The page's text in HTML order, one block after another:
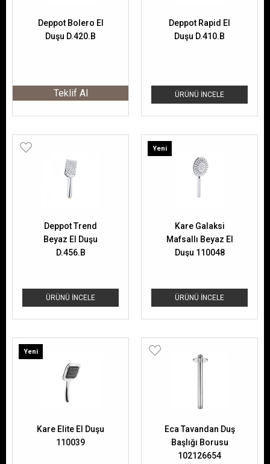
Deppot Bolero El
Duşu D.420.B
Teklif Al ÜRÜNÜ İNCELE
Deppot Rapid El
Duşu D.410.B
ÜRÜNÜ İNCELE
Deppot Trend
Beyaz El Duşu
D.456.B
ÜRÜNÜ İNCELE
Kare Galaksi
Mafsallı Beyaz El
Duşu 110048
Yeni
Kare Elite El Duşu
110039
Yeni
Eca Tavandan Duş
Başlığı Borusu
102126654